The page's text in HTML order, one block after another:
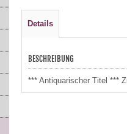
Details
BESCHREIBUNG
*** Antiquarischer Titel ***